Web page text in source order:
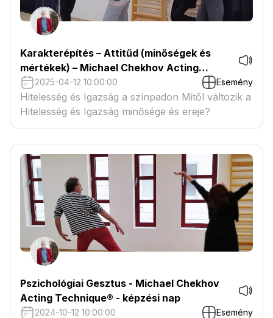
Karakterépítés – Attitűd (minőségek és
mértékek) – Michael Chekhov Acting
Technique®
2025-04-12 10:00:00 Esemény
Hitelesség és Igazság a színpadon Mitől változik a
Hitelesség és Igazság minősége és ereje?
Pszichológiai Gesztus - Michael Chekhov
Acting Technique® - képzési nap
2024-10-12 10:00:00 Esemény